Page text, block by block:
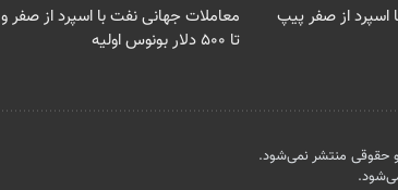
معاملات جهانی نفت با اسپرد از صفر و
تا ۵۰۰ دلار بونوس اولیه
حقوقی منتشر نمی‌شود.